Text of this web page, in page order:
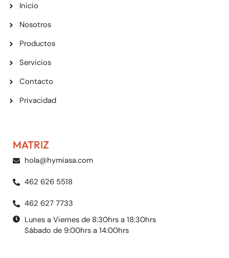
Inicio
Nosotros
Productos
Servicios
Contacto
Privacidad
MATRIZ
hola@hymiasa.com
462 626 5518
462 627 7733
Lunes a Viernes de 8:30hrs a 18:30hrs
Sábado de 9:00hrs a 14:00hrs